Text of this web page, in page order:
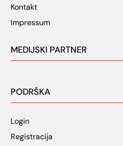
Kontakt
Impressum
MEDIJSKI PARTNER
PODRŠKA
Login
Registracija